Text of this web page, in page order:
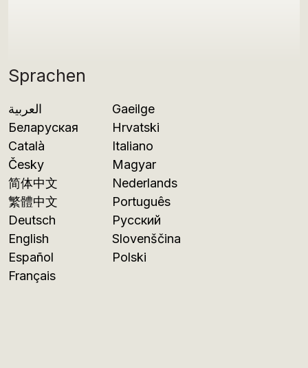
Sprachen
العربية
Беларуская
Català
Česky
简体中文
繁體中文
Deutsch
English
Español
Français
Gaeilge
Hrvatski
Italiano
Magyar
Nederlands
Português
Русский
Slovenščina
Polski